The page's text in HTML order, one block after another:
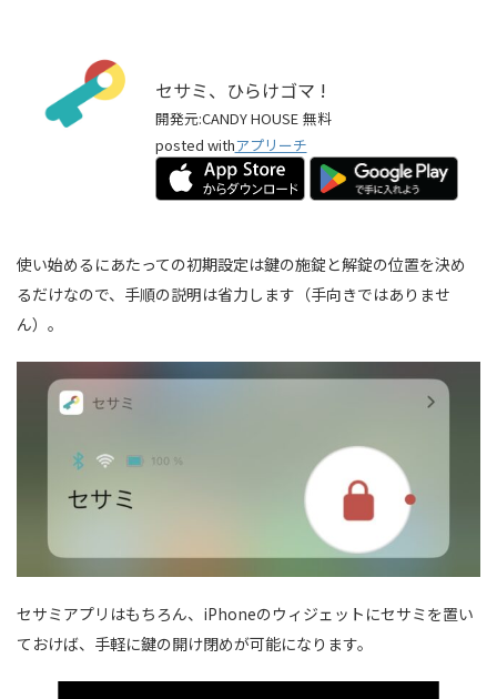
セサミ、ひらけゴマ !
開発元:CANDY HOUSE 無料
posted withアプリーチ
使い始めるにあたっての初期設定は鍵の施錠と解錠の位置を決め
るだけなので、手順の説明は省力します（手向きではありませ
ん）。
セサミアプリはもちろん、iPhoneのウィジェットにセサミを置い
ておけば、手軽に鍵の開け閉めが可能になります。